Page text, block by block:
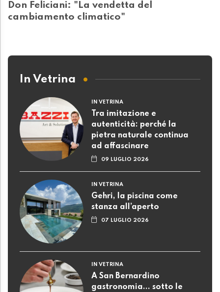
Don Feliciani: "La vendetta del
cambiamento climatico"
In Vetrina
IN VETRINA
Tra imitazione e
autenticità: perché la
pietra naturale continua
ad affascinare
09 LUGLIO 2026
IN VETRINA
Gehri, la piscina come
stanza all’aperto
07 LUGLIO 2026
IN VETRINA
A San Bernardino
gastronomia... sotto le